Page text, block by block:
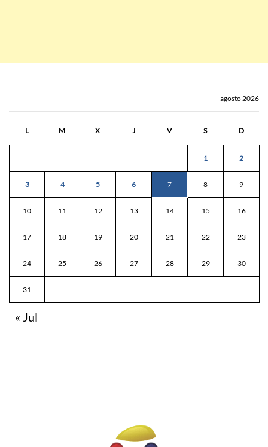
agosto 2026
L M X J V S D
1 2
3 4 5 6 7 8 9
10 11 12 13 14 15 16
17 18 19 20 21 22 23
24 25 26 27 28 29 30
31
« Jul